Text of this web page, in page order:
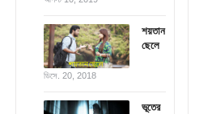
শয়তান
ছেলে
ডিসে. 20, 2018
ভূতের